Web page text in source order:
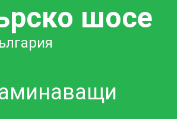
шосе